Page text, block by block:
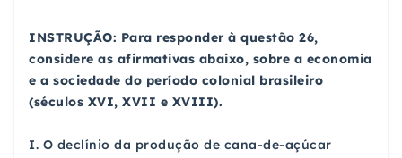
INSTRUÇÃO: Para responder à questão 26,
considere as afirmativas abaixo, sobre a economia
e a sociedade do período colonial brasileiro
(séculos XVI, XVII e XVIII).
I. O declínio da produção de cana-de-açúcar